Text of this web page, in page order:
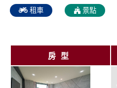
租車 景點
房型